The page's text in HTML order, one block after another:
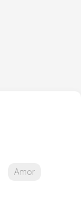
Amor